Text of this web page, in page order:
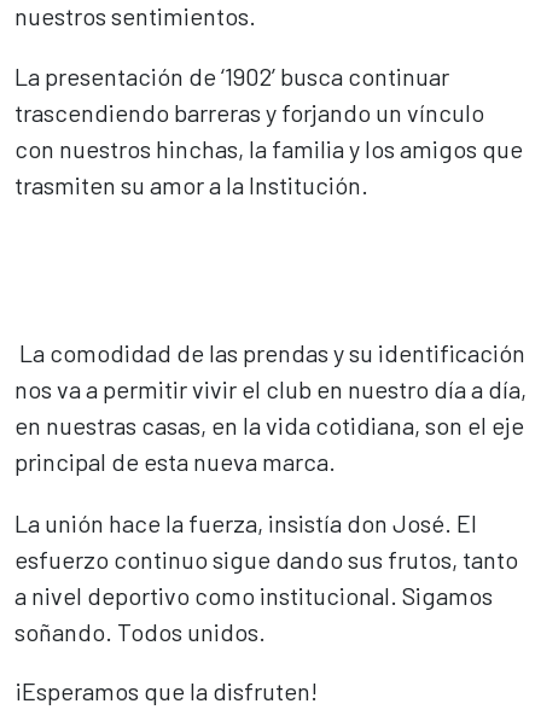
nuestros sentimientos.
La presentación de ‘1902’ busca continuar
trascendiendo barreras y forjando un vínculo
con nuestros hinchas, la familia y los amigos que
trasmiten su amor a la Institución.
La comodidad de las prendas y su identificación
nos va a permitir vivir el club en nuestro día a día,
en nuestras casas, en la vida cotidiana, son el eje
principal de esta nueva marca.
La unión hace la fuerza, insistía don José. El
esfuerzo continuo sigue dando sus frutos, tanto
a nivel deportivo como institucional. Sigamos
soñando. Todos unidos.
¡Esperamos que la disfruten!